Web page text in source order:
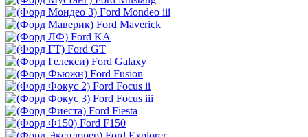
Ford Mondeo iii
Ford Maverick
Ford KA
Ford GT
Ford Galaxy
Ford Fusion
Ford Focus ii
Ford Focus iii
Ford Fiesta
Ford F150